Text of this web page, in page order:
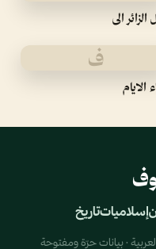
الزائر الى
ف
الايام
إسلامياتتاريخ
· بيانات حرّة ومفتوحة